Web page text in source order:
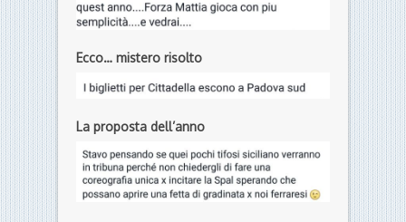
Presentarsi? Lo stai facendo bene.
Ecco… mistero risolto